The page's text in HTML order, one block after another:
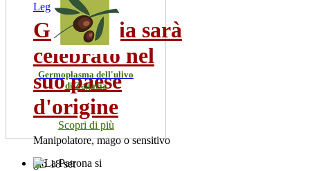
Leggi Tutto
Gigi Scalia sarà
celebrato nel
suo paese
d'origine
Manipolatore, mago o sensitivo
gio 18 set
Germoplasma dell'ulivo
di Zagaria
Scopri di più